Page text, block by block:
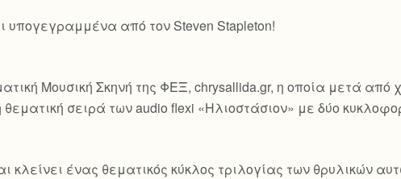
από τον Steven Stapleton!
Μουσική Σκηνή της ΦΕΞ, chrysallida.gr, η οποία μετά
σειρά των audio flexi «Ηλιοστάσιον» με δύο
ένας θεματικός κύκλος τριλογίας των θρυλικών